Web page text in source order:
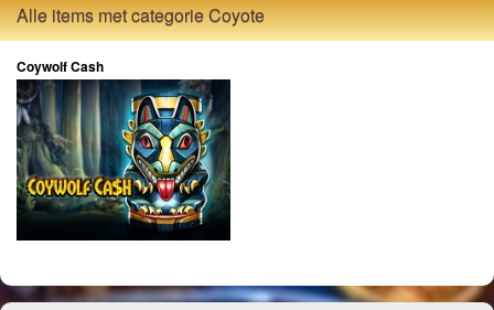
Alle items met categorie Coyote
Coywolf Cash